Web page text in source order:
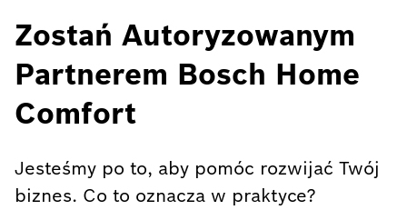
Zostań Autoryzowanym
Partnerem Bosch Home
Comfort
Jesteśmy po to, aby pomóc rozwijać Twój
biznes. Co to oznacza w praktyce?